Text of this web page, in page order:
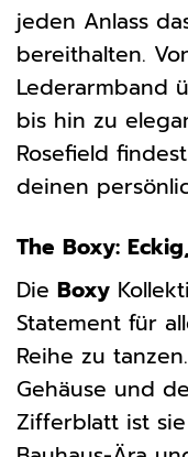
jeden Anlass
bereithalten.
Lederarmband
bis hin zu
Rosefield
deinen
The Boxy:
Die Boxy
Statement für
Reihe zu
Gehäuse und
Zifferblatt ist